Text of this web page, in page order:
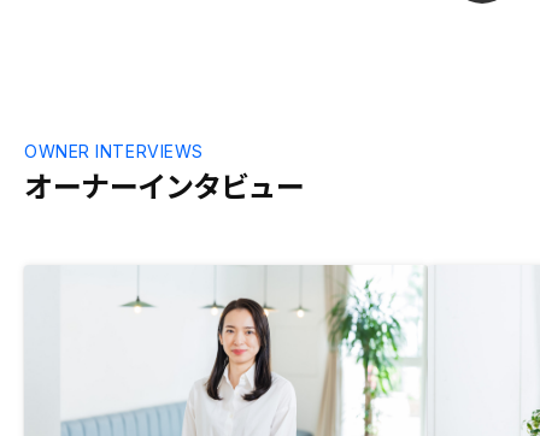
入前と比べると、購入後のフォローが乏し
いように感じますので、そこは充実させて
欲しいです。
オーナーインタビュー
OWNER INTERVIEWS